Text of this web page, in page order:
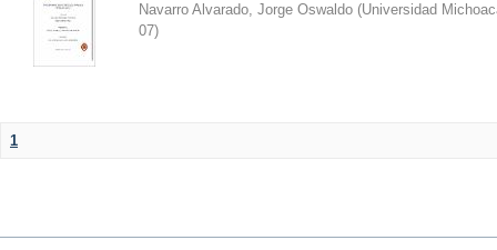
Navarro Alvarado, Jorge Oswaldo (Universidad
07)
1